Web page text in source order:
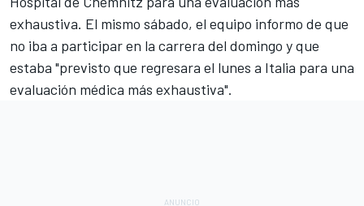
exhaustiva. El mismo sábado, el equipo informo de que
no iba a participar en la carrera del domingo y que
estaba "previsto que regresara el lunes a Italia para una
evaluación médica más exhaustiva".